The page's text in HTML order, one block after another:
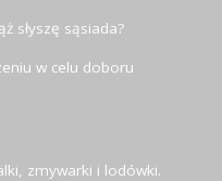
słyszę sąsiada?
w celu doboru
zmywarki i lodówki.